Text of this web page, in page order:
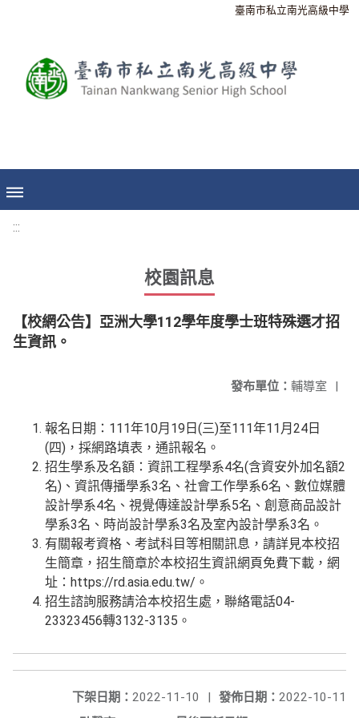
臺南市私立南光高級中學
:::
校園訊息
【校網公告】亞洲大學112學年度學士班特殊選才招
生資訊。
發布單位： 輔導室 |
報名日期：111年10月19日(三)至111年11月24日
(四)，採網路填表，通訊報名。
招生學系及名額：資訊工程學系4名(含資安外加名額2
名)、資訊傳播學系3名、社會工作學系6名、數位媒體
設計學系4名、視覺傳達設計學系5名、創意商品設計
學系3名、時尚設計學系3名及室內設計學系3名。
有關報考資格、考試科目等相關訊息，請詳見本校招
生簡章，招生簡章於本校招生資訊網頁免費下載，網
址：https://rd.asia.edu.tw/。
招生諮詢服務請洽本校招生處，聯絡電話04-
23323456轉3132-3135。
發佈日期： 2022-10-11
下架日期： 2022-11-10
|